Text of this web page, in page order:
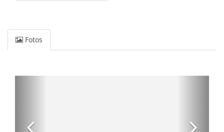
Fotos